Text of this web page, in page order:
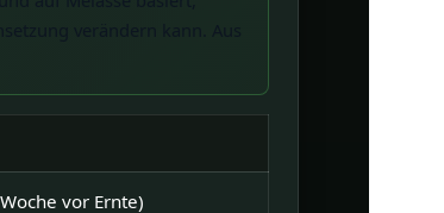
verändern kann. Aus
vor Ernte)